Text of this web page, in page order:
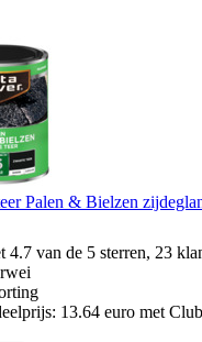
Palen & Bielzen
4.7 van de 5 sterren, 23
13.64 euro met